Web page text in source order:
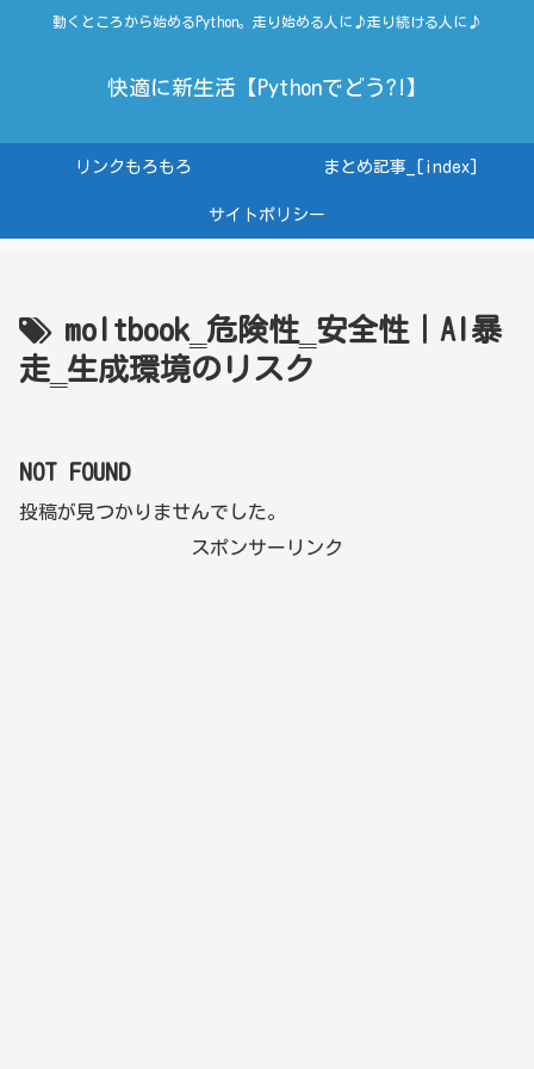
動くところから始めるPython。走り始める人に♪走り続ける人に♪
快適に新生活【Pythonでどう?!】
リンクもろもろ まとめ記事_[index]
サイトポリシー
moltbook‗危険性‗安全性｜AI暴
走‗生成環境のリスク
NOT FOUND
投稿が見つかりませんでした。
スポンサーリンク